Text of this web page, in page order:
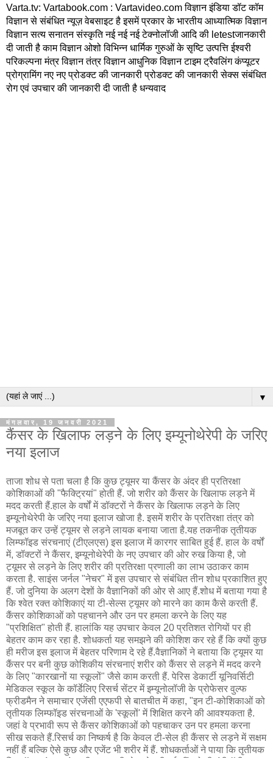
Varta.tv: Vartabook.com : Vartavideo.com विज्ञान इंडिया डॉट कॉम
विज्ञान से संबंधित न्यूज़ वेबसाइट है इसमें प्रकार के भारतीय आध्यात्मिक विज्ञान
विज्ञान सत्य सनातन संस्कृति नई नई नई टेक्नोलॉजी आदि की letestजानकारी
दी जाती है काम विज्ञान ओशो विभिन्न धार्मिक गुरुओं के सृष्टि उत्पत्ति ईश्वरी
परिकल्पना मंत्र विज्ञान तंत्र विज्ञान आधुनिक विज्ञान टाइम ट्रैवलिंग कंप्यूटर
प्रोग्रामिंग नए नए प्रोडक्ट की जानकारी प्रोडक्ट की जानकारी सेक्स संबंधित
रोग एवं उपचार की जानकारी दी जाती है धन्यवाद
▼
मंगलवार, 19 जनवरी 2021
कैंसर के खिलाफ लड़ने के लिए इम्यूनोथेरेपी के जरिए
नया इलाज
ताजा शोध से पता चला है कि कुछ ट्यूमर या कैंसर के अंदर ही प्रतिरक्षा
कोशिकाओं की "फैक्ट्रियां" होती हैं. जो शरीर को कैंसर के खिलाफ लड़ने में
मदद करती हैं.हाल के वर्षों में डॉक्टरों ने कैंसर के खिलाफ लड़ने के लिए
इम्यूनोथेरेपी के जरिए नया इलाज खोजा है. इसमें शरीर के प्रतिरक्षा तंत्र को
मजबूत कर उन्हें ट्यूमर से लड़ने लायक बनाया जाता है.यह तकनीक तृतीयक
लिम्फॉइड संरचनाएं (टीएलएस) इस इलाज में कारगर साबित हुई हैं. हाल के वर्षों
में, डॉक्टरों ने कैंसर, इम्यूनोथेरेपी के नए उपचार की ओर रुख किया है, जो
ट्यूमर से लड़ने के लिए शरीर की प्रतिरक्षा प्रणाली का लाभ उठाकर काम
करता है. साइंस जर्नल "नेचर" में इस उपचार से संबंधित तीन शोध प्रकाशित हुए
हैं. जो दुनिया के अलग देशों के वैज्ञानिकों की ओर से आए हैं.शोध में बताया गया है
कि श्वेत रक्त कोशिकाएं या टी-सेल्स ट्यूमर को मारने का काम कैसे करती हैं.
कैंसर कोशिकाओं को पहचानने और उन पर हमला करने के लिए यह
"प्रशिक्षित" होती हैं. हालांकि यह उपचार केवल 20 प्रतिशत रोगियों पर ही
बेहतर काम कर रहा है. शोधकर्ता यह समझने की कोशिश कर रहे हैं कि क्यों कुछ
ही मरीज इस इलाज में बेहतर परिणाम दे रहे हैं.वैज्ञानिकों ने बताया कि ट्यूमर या
कैंसर पर बनी कुछ कोशिकीय संरचनाएं शरीर को कैंसर से लड़ने में मदद करने
के लिए "कारखानों या स्कूलों" जैसे काम करती हैं. पेरिस डेकार्टी यूनिवर्सिटी
मेडिकल स्कूल के कॉर्डेलिए रिसर्च सेंटर में इम्यूनोलॉजी के प्रोफेसर वुल्फ
फ्रीडमैन ने समाचार एजेंसी एएफपी से बातचीत में कहा, "इन टी-कोशिकाओं को
तृतीयक लिम्फॉइड संरचनाओं के 'स्कूलों' में शिक्षित करने की आवश्यकता है.
जहां वे प्रभावी रूप से कैंसर कोशिकाओं को पहचाकर उन पर हमला करना
सीख सकते हैं.रिसर्च का निष्कर्ष है कि केवल टी-सेल ही कैंसर से लड़ने में सक्षम
नहीं हैं बल्कि ऐसे कुछ और एजेंट भी शरीर में हैं. शोधकर्ताओं ने पाया कि तृतीयक